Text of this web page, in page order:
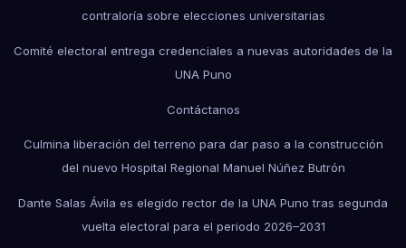
contraloría sobre elecciones universitarias
Comité electoral entrega credenciales a nuevas autoridades de la
UNA Puno
Contáctanos
Culmina liberación del terreno para dar paso a la construcción
del nuevo Hospital Regional Manuel Núñez Butrón
Dante Salas Ávila es elegido rector de la UNA Puno tras segunda
vuelta electoral para el periodo 2026–2031